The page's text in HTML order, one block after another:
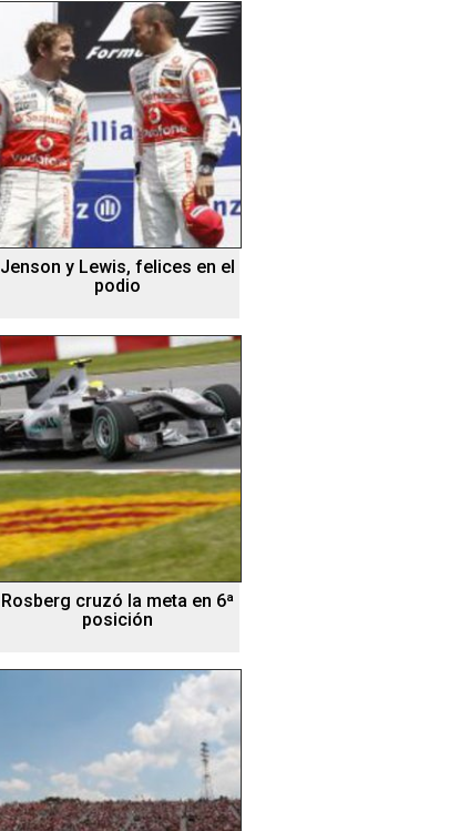
Jenson y Lewis, felices en el
podio
Rosberg cruzó la meta en 6ª
posición